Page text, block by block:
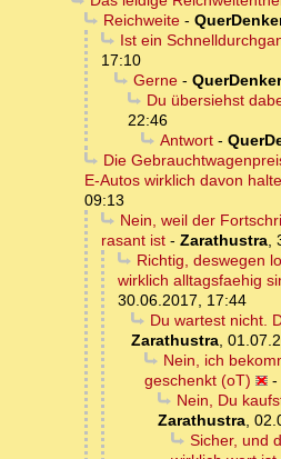
Reichweite-
Ist ein
17:10
Gerne- QuerDenker
Du übersiehst
22:46
Antwort-
Die
E-Autos wirklich davon
09:13
Nein, weil der
rasant ist - Zarathustra,
Richtig, deswegen
wirklich alltagsfaehig
30.06.2017, 17:44
Du wartest nicht.
Zarathustra,
Nein, ich
geschenkt (oT)
-
Nein, Du
Zarathustra,
Sicher, und